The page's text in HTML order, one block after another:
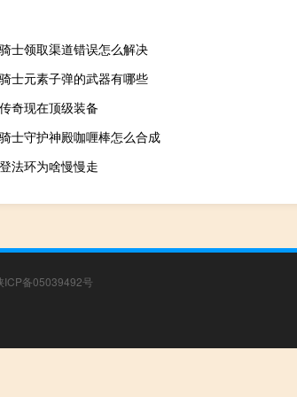
士领取渠道错误怎么解决
士元素子弹的武器有哪些
奇现在顶级装备
士守护神殿咖喱棒怎么合成
法环为啥慢慢走
ICP备05039492号